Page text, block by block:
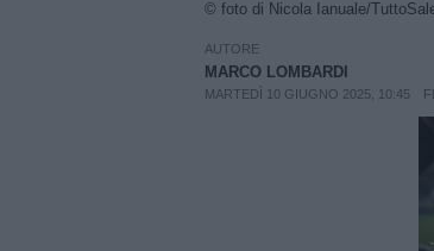
© foto di Nicola Ianuale/
AUTORE
MARCO LOMBARDI
MARTEDÌ 10 GIUGNO 2025, 10:45